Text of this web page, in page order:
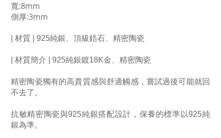
寬:8mm
側厚:3mm
| 材質 | 925純銀、頂級鋯石、精密陶瓷
| 材質簡介 | 925純銀鍍18K金​​、精密陶瓷
精密陶瓷獨有的高貴質感與舒適觸感，嘗試過後可能就回
不去了。
抗敏精密陶瓷與925純銀搭配設計，保養的標準以925純
銀為準。